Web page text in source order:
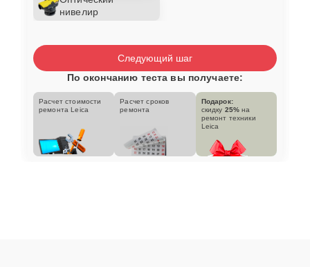
нивелир
Следующий шаг
По окончанию теста вы получаете:
Расчет стоимости
ремонта Leica
Расчет сроков
ремонта
Подарок:
скидку 25% на
ремонт техники
Leica